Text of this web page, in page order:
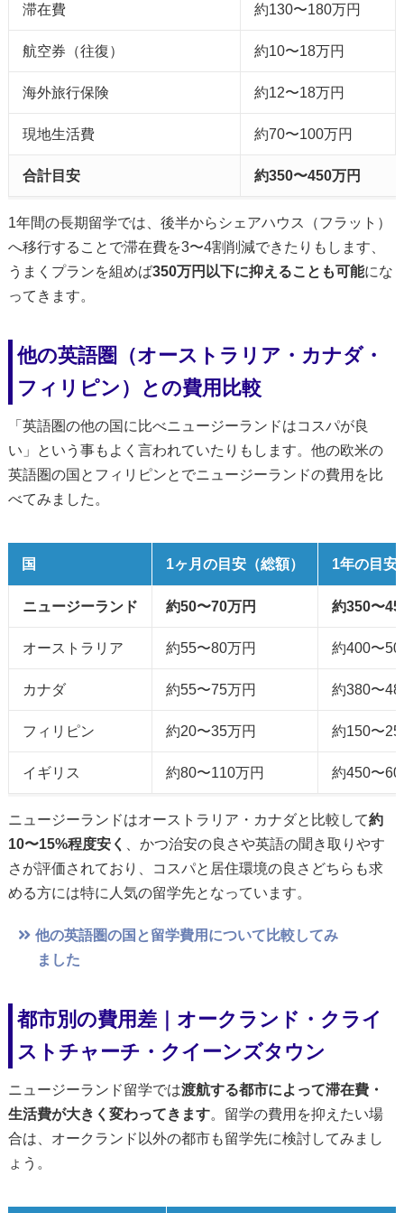
滞在費 約130〜180万円
航空券（往復） 約10〜18万円
海外旅行保険 約12〜18万円
現地生活費 約70〜100万円
合計目安 約350〜450万円
1年間の長期留学では、後半からシェアハウス（フラット）
へ移行することで滞在費を3〜4割削減できたりもします、
うまくプランを組めば350万円以下に抑えることも可能にな
ってきます。
他の英語圏（オーストラリア・カナダ・
フィリピン）との費用比較
「英語圏の他の国に比べニュージーランドはコスパが良
い」という事もよく言われていたりもします。他の欧米の
英語圏の国とフィリピンとでニュージーランドの費用を比
べてみました。
国 1ヶ月の目安（総額） 1年の目安
ニュージーランド 約50〜70万円 約350〜
オーストラリア 約55〜80万円 約400〜
カナダ 約55〜75万円 約380〜
フィリピン 約20〜35万円 約150〜
イギリス 約80〜110万円 約450〜
ニュージーランドはオーストラリア・カナダと比較して約
10〜15%程度安く
、かつ治安の良さや英語の聞き取りやす
さが評価されており、コスパと居住環境の良さどちらも求
める方には特に人気の留学先となっています。
他の英語圏の国と留学費用について比較してみ
ました
都市別の費用差｜オークランド・クライ
ストチャーチ・クイーンズタウン
ニュージーランド留学では渡航する都市によって滞在費・
生活費が大きく変わってきます。留学の費用を抑えたい場
合は、オークランド以外の都市も留学先に検討してみまし
ょう。